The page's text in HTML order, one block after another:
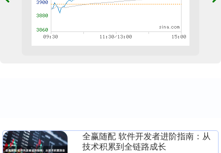
全赢随配 软件开发者进阶指南：从
技术积累到全链路成长